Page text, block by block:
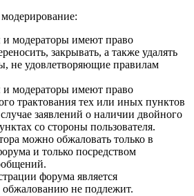
модераторы имеют право
закрывать, а также удалять
не удовлетворяющие правилам
модераторы имеют право
трактования тех или иных пунктов
заявлений о наличии двойного
со стороны пользователя.
можно обжаловать только в
и только посредством
форума является
не подлежит.